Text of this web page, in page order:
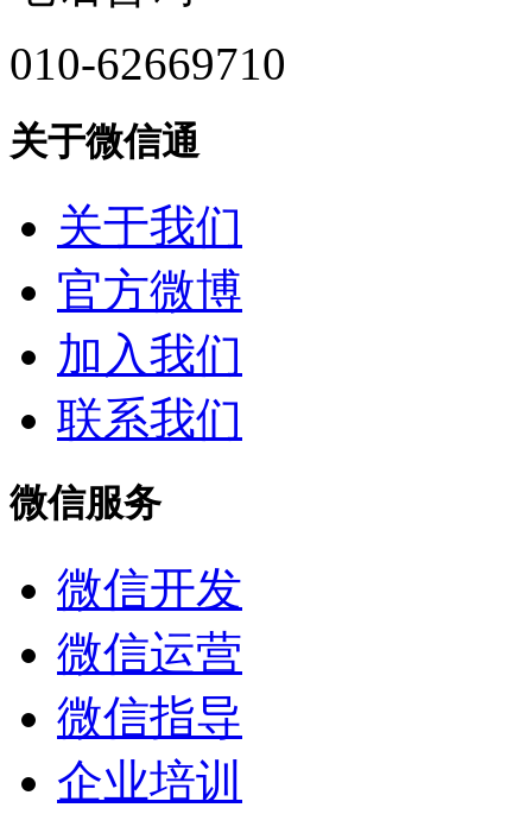
010-62669710
关于微信通
关于我们
官方微博
加入我们
联系我们
微信服务
微信开发
微信运营
微信指导
企业培训